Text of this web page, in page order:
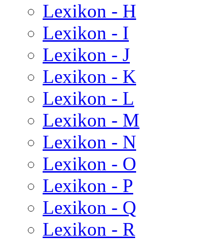
Lexikon - H
Lexikon - I
Lexikon - J
Lexikon - K
Lexikon - L
Lexikon - M
Lexikon - N
Lexikon - O
Lexikon - P
Lexikon - Q
Lexikon - R